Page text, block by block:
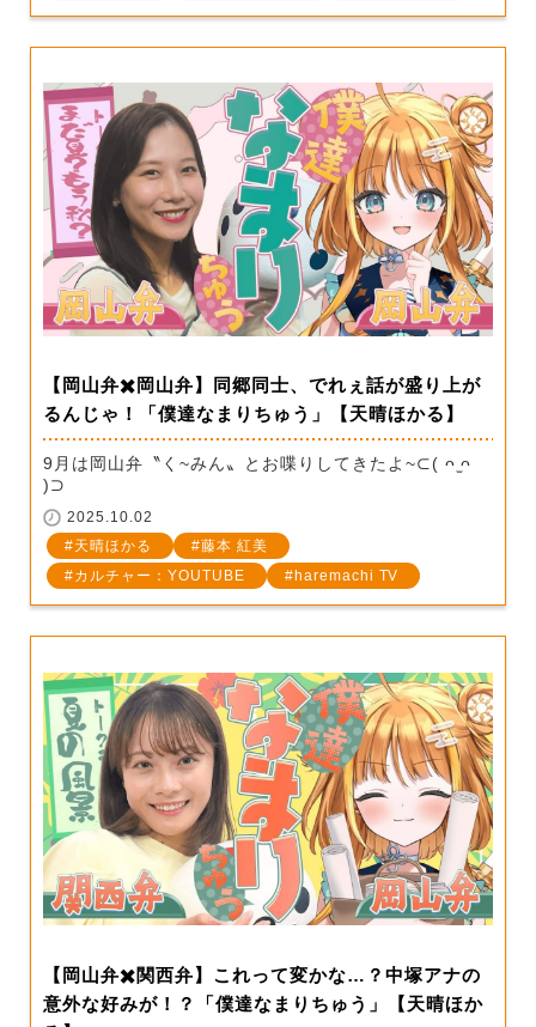
【岡山弁✖️岡山弁】同郷同士、でれぇ話が盛り上が
るんじゃ！「僕達なまりちゅう」【天晴ほかる】
9月は岡山弁〝く~みん〟とお喋りしてきたよ~⊂( ᴖ ̫ᴖ
)⊃
2025.10.02
天晴ほかる
藤本 紅美
カルチャー：YOUTUBE
haremachi TV
【岡山弁✖️関西弁】これって変かな…？中塚アナの
意外な好みが！？「僕達なまりちゅう」【天晴ほか